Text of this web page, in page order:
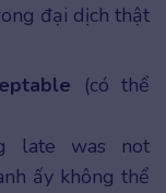
đại dịch thật
(có thể
late was not
ấy không thể